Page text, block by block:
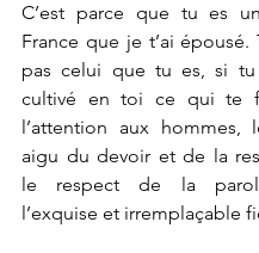
C’est parce que tu es
France que je t’ai épousé.
pas celui que tu es, si tu
cultivé en toi ce qui te
l’attention aux hommes,
aigu du devoir et de la
le respect de la
l’exquise et irremplaçable